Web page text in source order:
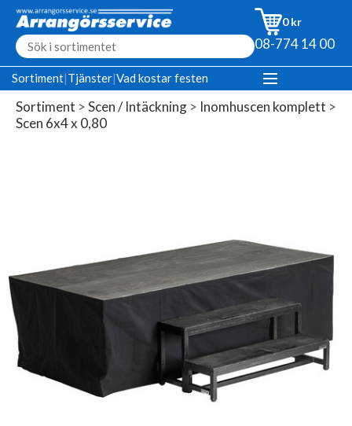
0 kr
08-774 14 00
Sortiment|Tjänster|Vad kostar festen
Sortiment >Scen / Intäckning > Inomhuscen komplett >
Scen 6x4 x 0,80